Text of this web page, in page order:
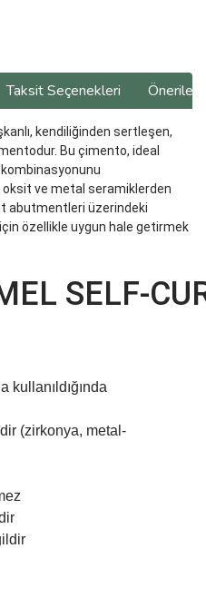
Taksit Seçenekleri
kendiliğinden sertleşen,
Bu çimento, ideal
kombinasyonunu
ve metal seramiklerden
abutmentleri üzerindeki
özellikle uygun hale getirmek
SELF-
kullanıldığında
(zirkonya, metal-